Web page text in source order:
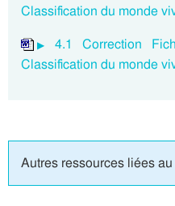
Classification du monde
4.1 Correction
Classification du monde
Autres ressources liées